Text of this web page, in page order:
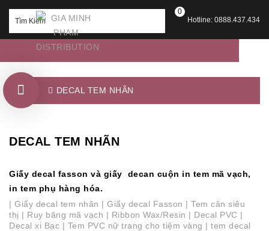
Hotline: 0888.437.434
0
DECAL TEM NHÃN
DECAL TEM NHÃN
Giấy decal fasson và giấy decan cuộn in tem mã vạch,
in tem phụ hàng hóa.
| Giấy decal tem nhãn | Giấy decal Fasson | Tem cân siêu
thị | Ruy băng mã vạch | Ribbon Wax/Resin | Decal PVC |
Decal xi Bạc | Tem PVC nữ trang cho tiệm vàng | tem decal